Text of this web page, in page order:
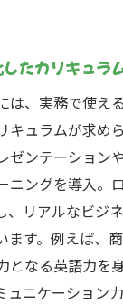
たカリキュラ
は、実務で使え
キュラムが求め
ゼンテーション
ニングを導入。
、リアルなビジ
す。例えば、商
となる英語力を
ュニケーション